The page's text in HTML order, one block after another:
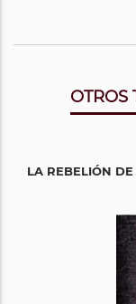
OTROS
LA REBELIÓN